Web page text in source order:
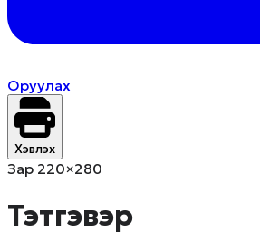
Оруулах
Хэвлэх
Зар 220×280
Тэтгэвэр